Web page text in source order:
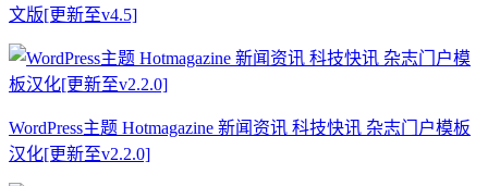
文版[更新至v4.5]
WordPress主题 Hotmagazine 新闻资讯 科技快讯 杂志门户模板
汉化[更新至v2.2.0]